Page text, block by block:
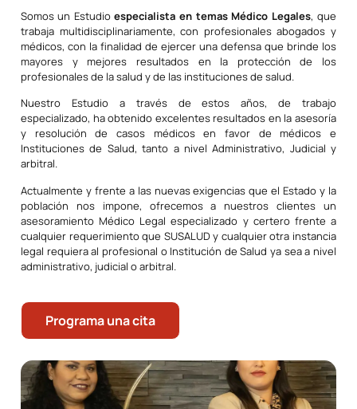
Somos un Estudio especialista en temas Médico Legales, que
trabaja multidisciplinariamente, con profesionales abogados y
médicos, con la finalidad de ejercer una defensa que brinde los
mayores y mejores resultados en la protección de los
profesionales de la salud y de las instituciones de salud.
Nuestro Estudio a través de estos años, de trabajo
especializado, ha obtenido excelentes resultados en la asesoría
y resolución de casos médicos en favor de médicos e
Instituciones de Salud, tanto a nivel Administrativo, Judicial y
arbitral.
Actualmente y frente a las nuevas exigencias que el Estado y la
población nos impone, ofrecemos a nuestros clientes un
asesoramiento Médico Legal especializado y certero frente a
cualquier requerimiento que SUSALUD y cualquier otra instancia
legal requiera al profesional o Institución de Salud ya sea a nivel
administrativo, judicial o arbitral.
Programa una cita